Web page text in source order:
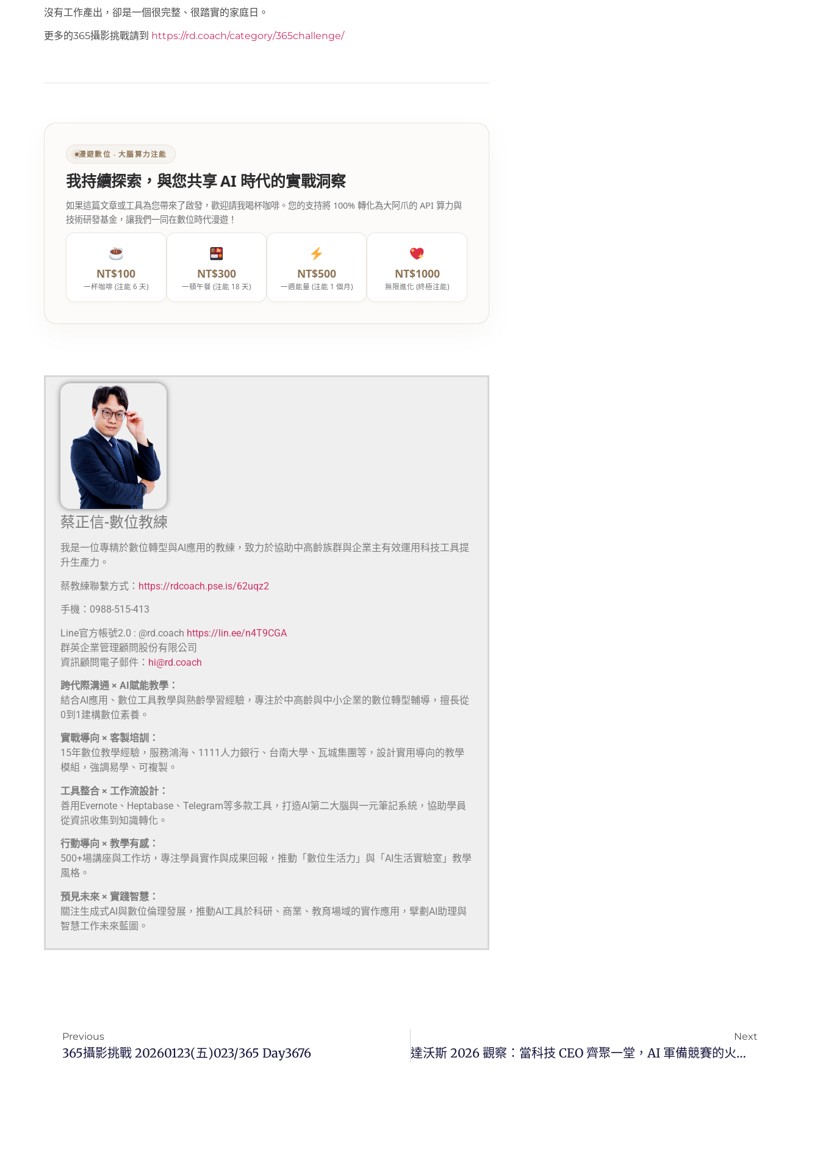
沒有工作產出，卻是一個很完整、很踏實的家庭日。
更多的365攝影挑戰請到 https://rd.coach/category/365challenge/
漫遊數位 ‧ 大腦算力注能
我持續探索，與您共享 AI 時代的實戰洞察
如果這篇文章或工具為您帶來了啟發，歡迎請我喝杯咖啡。您的支持將 100% 轉化為大阿爪的 API 算力與
技術研發基金，讓我們一同在數位時代漫遊！
NT$100
一杯咖啡 (注能 6 天)
NT$300
一頓午餐 (注能 18 天)
NT$500
一週能量 (注能 1 個月)
NT$1000
無限進化 (終極注能)
蔡正信-數位教練
我是一位專精於數位轉型與AI應用的教練，致力於協助中高齡族群與企業主有效運用科技工具提
升生產力。
蔡教練聯繫方式： https://rdcoach.pse.is/62uqz2
手機：0988-515-413
Line官方帳號2.0 : @rd.coach https://lin.ee/n4T9CGA
群英企業管理顧問股份有限公司
資訊顧問電子郵件： hi@rd.coach
跨代際溝通 × AI賦能教學：
結合AI應用、數位工具教學與熟齡學習經驗，專注於中高齡與中小企業的數位轉型輔導，擅長從
0到1建構數位素養。
實戰導向 × 客製培訓：
15年數位教學經驗，服務鴻海、1111人力銀行、台南大學、瓦城集團等，設計實用導向的教學
模組，強調易學、可複製。
工具整合 × 工作流設計：
善用Evernote、Heptabase、Telegram等多款工具，打造AI第二大腦與一元筆記系統，協助學員
從資訊收集到知識轉化。
行動導向 × 教學有感：
500+場講座與工作坊，專注學員實作與成果回報，推動「數位生活力」與「AI生活實驗室」教學
風格。
預見未來 × 實踐智慧：
關注生成式AI與數位倫理發展，推動AI工具於科研、商業、教育場域的實作應用，擘劃AI助理與
智慧工作未來藍圖。
Previous
365攝影挑戰 20260123(五)023/365 Day3676
Next
達沃斯 2026 觀察：當科技 CEO 齊聚一堂，AI 軍備競賽的火藥味有多濃？